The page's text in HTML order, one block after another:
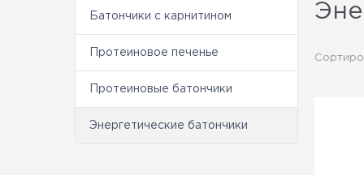
Батончики с карнитином
Протеиновое печенье
Протеиновые батончики
Энергетические батончики